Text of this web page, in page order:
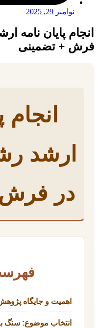
نوامبر 29, 2025
انجام پایان نامه
فرش + تضمینی
انجام
ارشد
در
اهمیت و جایگاه
انتخاب موضوع: سنگ